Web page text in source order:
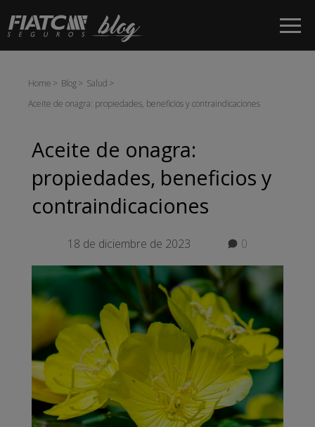
Saltar al contenido principal
Home Blog
Salud
Aceite de onagra: propiedades, beneficios y contraindicaciones
Aceite de onagra:
propiedades, beneficios y
contraindicaciones
18 de diciembre de 2023 0